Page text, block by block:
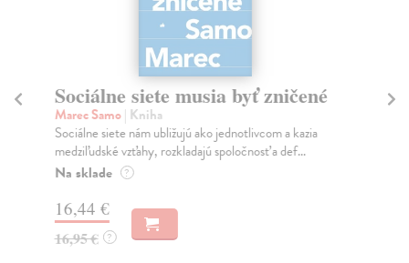
Sociálne siete musia byť zničené
Marec Samo| Kniha
Sociálne siete nám ubližujú ako jednotlivcom a kazia
medziľudské vzťahy, rozkladajú spoločnosť a def...
Na sklade ?
16,44 €
16,95 € ?